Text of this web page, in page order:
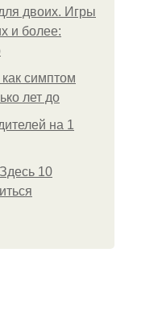
двоих. Игры
и более:
симптом
лет до
на 1
10